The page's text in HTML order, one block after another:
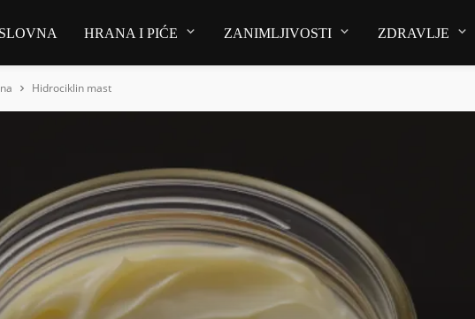
HRANA I PIĆE ZANIMLJIVOSTI ZDRAVLJE
Hidrociklin mast